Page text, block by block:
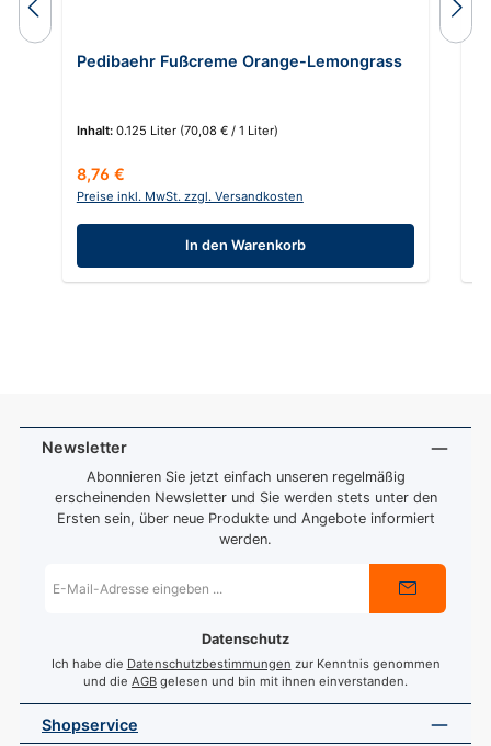
Pedibaehr Fußcreme Orange-Lemongrass
Inhalt: 0.125 Liter (70,08 € / 1 Liter)
Regulärer Preis:
8,76 €
Preise inkl. MwSt. zzgl. Versandkosten
In den Warenkorb
Newsletter
Abonnieren Sie jetzt einfach unseren regelmäßig
erscheinenden Newsletter und Sie werden stets unter den
Ersten sein, über neue Produkte und Angebote informiert
werden.
Mail-
Datenschutz
Ich habe die Datenschutzbestimmungen zur Kenntnis genommen
und die AGB gelesen und bin mit ihnen einverstanden.
Shopservice